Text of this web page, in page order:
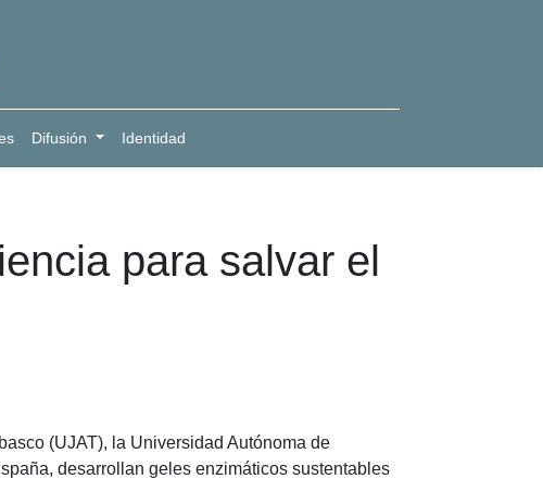
Difusión Identidad
para salvar el
(UJAT), la Universidad Autónoma de
desarrollan geles enzimáticos sustentables